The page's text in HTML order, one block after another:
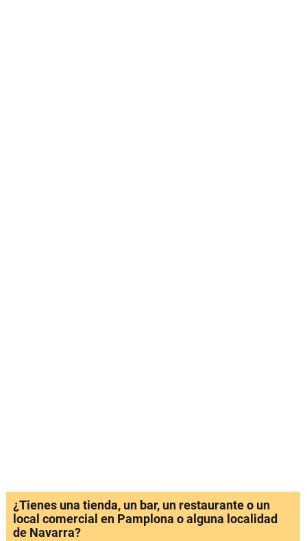
¿Tienes una tienda, un bar, un restaurante o un
local comercial en Pamplona o alguna localidad
de Navarra?